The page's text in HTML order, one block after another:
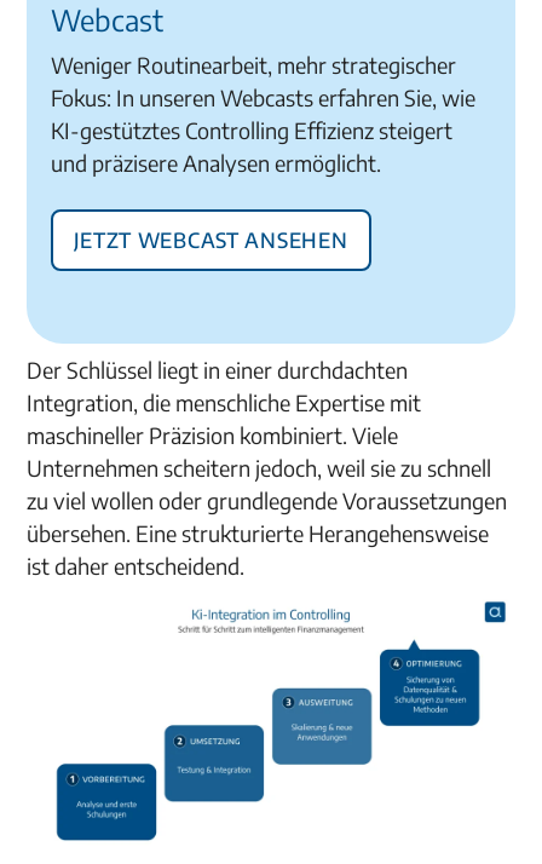
Webcast
Weniger Routinearbeit, mehr strategischer
Fokus: In unseren Webcasts erfahren Sie, wie
KI-gestütztes Controlling Effizienz steigert
und präzisere Analysen ermöglicht.
Jetzt Webcast ansehen
Der Schlüssel liegt in einer durchdachten
Integration, die menschliche Expertise mit
maschineller Präzision kombiniert. Viele
Unternehmen scheitern jedoch, weil sie zu schnell
zu viel wollen oder grundlegende Voraussetzungen
übersehen. Eine strukturierte Herangehensweise
ist daher entscheidend.